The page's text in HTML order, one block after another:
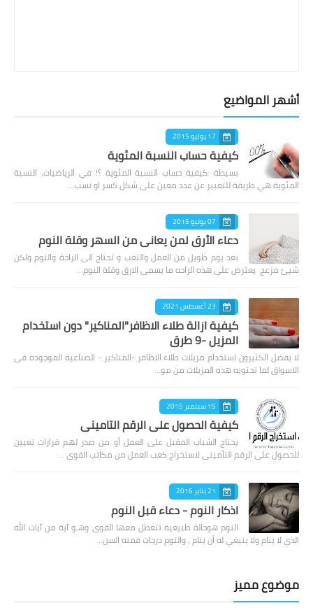
أشهر المواضيع
17 يوليو 2015
كيفية حساب النسبة المئوية
بسيطة :كيفية حساب النسبة المئوية ؟! في الرياضيات، النسبة
المئوية هي طريقة للتعبير عن عدد معين على شكل كسر او نسب…
07 يونيو 2015
دعاء الأرق لمن يعانى من السهر وقلة النوم
بعد يوم طويل من العمل والتعب و تحتاج الى الراحة والنوم ولكن
شيئ مزعج يعترض على هذه الراحه ما يسمى الارق وقلة النوم…
23 أغسطس 2021
كيفية ازالة طلاء الاظافر"المناكير" دون استخدام
المزيل -9 طرق
لا يفضل الكثيرون استخدام مزيلات طلاء الاظافر -المناكير - الصناعيه الموجوده فى
الاسواق لما تحتويه هذه المزيلات من مو…
15 سبتمبر 2015
كيفية الحصول على الرقم التامينى
يحتاج الشباب المقبل على العمل أو من صدر لهم قرارات تعيين
للحصول على الرقم التأمينى لاستخراج كعب العمل من مكاتب القوى …
21 يناير 2016
اذكار النوم - دعاء قبل النوم
النوم هوحالة طبيعية تتعطل معها القوى وهـو آية من آيات الله
الذي لا ينام ولا ينبغي له أن ينام ، والنوم درجات فمنه السن…
موضوع مميز